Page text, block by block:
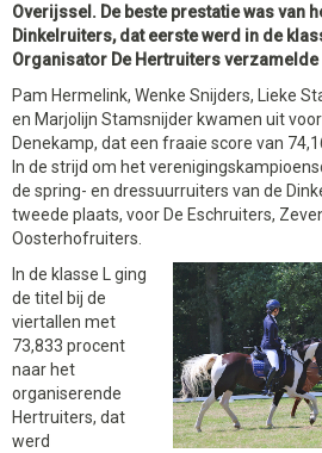
Overijssel. De beste prestatie was van
Dinkelruiters, dat eerste werd in de
Organisator De Hertruiters
Pam Hermelink, Wenke Snijders, Lieke
en Marjolijn Stamsnijder kwamen uit
Denekamp, dat een fraaie score van
In de strijd om het
de spring- en dressuurruiters van de
tweede plaats, voor De Eschruiters,
Oosterhofruiters.
In de klasse L ging
de titel bij de
viertallen met
73,833 procent
naar het
organiserende
Hertruiters, dat
werd